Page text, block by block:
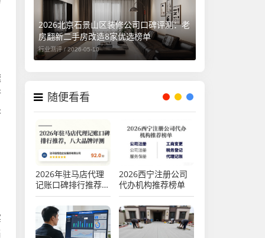
2026北京石景山区装修公司口碑评测：老
房翻新二手房改造8家优选榜单
行业测评 /2026-05-10
随便看看
2026年驻马店代理
记账口碑排行推荐，
八大品牌评测
2026西宁注册公司
代办机构推荐榜单